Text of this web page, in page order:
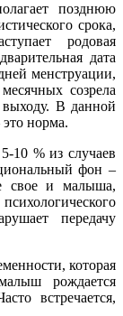
позднюю
срока,
родовая
дата
менструации,
созрела
выходу. В данной
норма.
10 % из случаев
фон –
свое и малыша,
передачу
которая
рождается
встречается,